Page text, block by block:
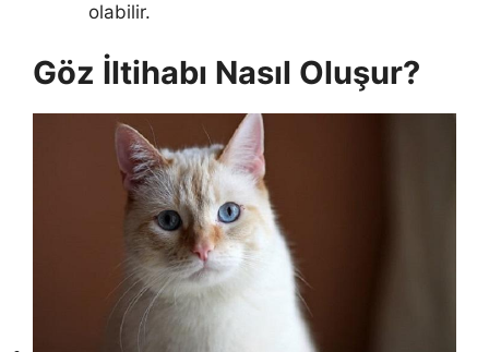
olabilir.
Göz İltihabı Nasıl Oluşur?